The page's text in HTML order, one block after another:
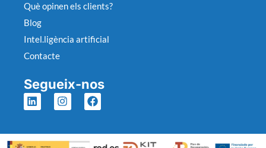
Què opinen els clients?
Blog
Intel.ligència artificial
Contacte
Segueix-nos
L
i
e
I
n
a
F
a